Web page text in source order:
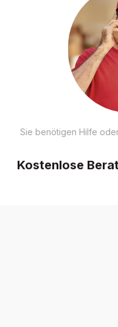
Sie benötigen Hilfe
Kostenlose